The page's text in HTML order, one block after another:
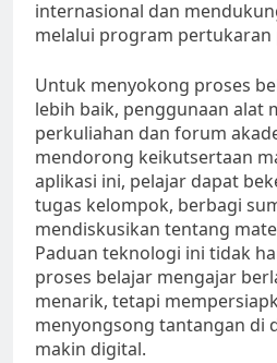
internasional dan
melalui program pertukaran
Untuk menyokong proses
lebih baik, penggunaan alat
perkuliahan dan forum
mendorong keikutsertaan
aplikasi ini, pelajar dapat
tugas kelompok, berbagi
mendiskusikan tentang
Paduan teknologi ini tidak
proses belajar mengajar
menarik, tetapi
menyongsong tantangan di
makin digital.